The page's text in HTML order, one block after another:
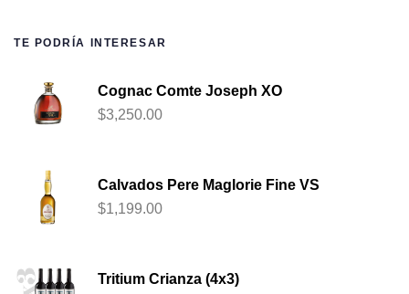
TE PODRÍA INTERESAR
Cognac Comte Joseph XO
$3,250.00
Calvados Pere Maglorie Fine VS
$1,199.00
Tritium Crianza (4x3)